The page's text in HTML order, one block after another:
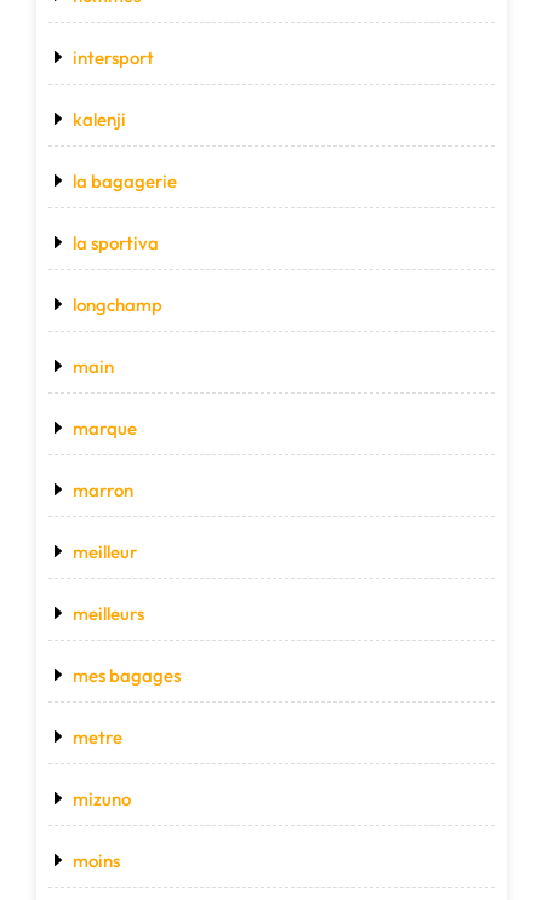
intersport
kalenji
la bagagerie
la sportiva
longchamp
main
marque
marron
meilleur
meilleurs
mes bagages
metre
mizuno
moins